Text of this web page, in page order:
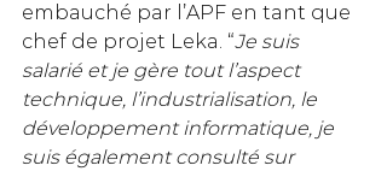
embauché par l’APF en tant que
chef de projet Leka. “Je suis
salarié et je gère tout l’aspect
technique, l’industrialisation, le
développement informatique, je
suis également consulté sur